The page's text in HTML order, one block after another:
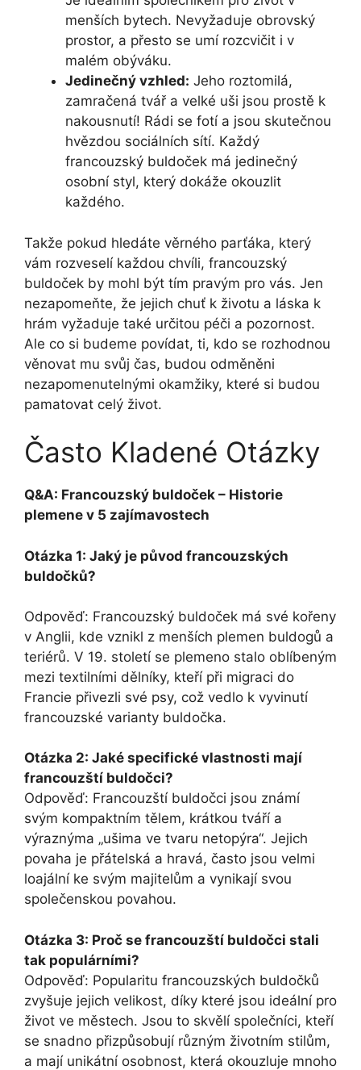
‍menších bytech. Nevyžaduje⁢ obrovský
prostor, a přesto se ​umí rozcvičit i v
malém obýváku.
Jedinečný vzhled: ‌Jeho roztomilá,
zamračená tvář a velké‌ uši jsou prostě k
nakousnutí! Rádi⁤ se fotí a jsou skutečnou
hvězdou ⁣sociálních sítí. Každý ​
francouzský buldoček má jedinečný
osobní styl, který dokáže okouzlit
každého.
Takže pokud hledáte věrného parťáka, který
vám rozveselí každou chvíli, francouzský
⁢buldoček by mohl být tím⁤ pravým pro vás.⁤ Jen
nezapomeňte, že jejich chuť k životu ​a⁢ láska k​
hrám vyžaduje také ​určitou péči⁣ a pozornost.
Ale co ⁣si budeme povídat, ti, kdo se rozhodnou
věnovat mu svůj čas, budou odměněni⁤
nezapomenutelnými okamžiky, které ‍si budou
pamatovat ‍celý život.
Často Kladené Otázky
Q&A: Francouzský buldoček – Historie
plemene v ​5 zajímavostech
Otázka 1: Jaký je původ francouzských
buldočků?
Odpověď:⁢ Francouzský buldoček má své kořeny
v Anglii, kde vznikl z menších ‌plemen buldogů a
teriérů. V 19. století se plemeno stalo oblíbeným
mezi textilními dělníky, kteří při migraci do
Francie ‌přivezli své psy, což vedlo k vyvinutí
francouzské varianty buldočka.
Otázka 2: Jaké specifické vlastnosti mají
francouzští buldočci?
Odpověď: Francouzští buldočci⁣ jsou známí
⁢svým kompaktním tělem, krátkou tváří a
výraznýma „ušima ve tvaru ​netopýra“. Jejich
povaha je přátelská a hravá, často jsou⁤ velmi
loajální ke svým⁣ majitelům a vynikají svou
společenskou ‍povahou.
Otázka 3: Proč se francouzští buldočci stali
tak populárními?
Odpověď: Popularitu francouzských buldočků
zvyšuje jejich velikost, díky které jsou ideální pro
život ve městech.⁣ Jsou to skvělí společníci, kteří
se snadno přizpůsobují⁣ různým životním stilům,
a mají unikátní osobnost, která okouzluje mnoho